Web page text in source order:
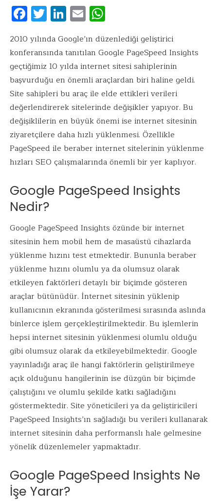
F
ac
e
b
o
o
k
T
w
it
te
r
Li
n
k
e
dI
n
E
m
ai
l
at
s
A
p
p
2010 yılında Google’ın düzenlediği geliştirici
konferansında tanıtılan Google PageSpeed Insights
geçtiğimiz 10 yılda internet sitesi sahiplerinin
başvurduğu en önemli araçlardan biri haline geldi.
Site sahipleri bu araç ile elde ettikleri verileri
değerlendirerek sitelerinde değişikler yapıyor. Bu
değişiklilerin en büyük önemi ise internet sitesinin
ziyaretçilere daha hızlı yüklenmesi. Özellikle
PageSpeed ile beraber internet sitelerinin yüklenme
hızları SEO çalışmalarında önemli bir yer kaplıyor.
Google PageSpeed Insights
Nedir?
Google PageSpeed Insights özünde bir internet
sitesinin hem mobil hem de masaüstü cihazlarda
yüklenme hızını test etmektedir. Bununla beraber
yüklenme hızını olumlu ya da olumsuz olarak
etkileyen faktörleri detaylı bir biçimde gösteren
araçlar bütünüdür. İnternet sitesinin yüklenip
kullanıcının ekranında gösterilmesi sırasında aslında
binlerce işlem gerçekleştirilmektedir. Bu işlemlerin
hepsi internet sitesinin yüklenmesi olumlu olduğu
gibi olumsuz olarak da etkileyebilmektedir. Google
yayınladığı araç ile hangi faktörlerin geliştirilmeye
açık olduğunu hangilerinin ise düzgün bir biçimde
çalıştığını ve olumlu şekilde katkı sağladığını
göstermektedir. Site yöneticileri ya da geliştiricileri
PageSpeed Insights’ın sağladığı bu verileri kullanarak
internet sitesinin daha performanslı hale gelmesine
yönelik düzenlemeler yapmaktadır.
Google PageSpeed Insights Ne
İşe Yarar?